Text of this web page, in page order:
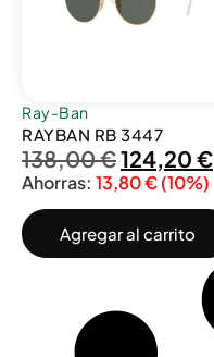
Ray-Ban
RAYBAN RB 3447
138,00€124,20 €
Ahorras: 13,80€(10%)
Agregar al carrito